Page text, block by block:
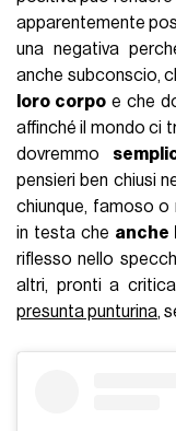
apparentemente
una negativa
anche subconscio,
loro corpo e che
affinché il mondo ci
dovremmo
pensieri ben chiusi
chiunque, famoso
in testa che anche
riflesso nello
altri, pronti a
presunta punturina,